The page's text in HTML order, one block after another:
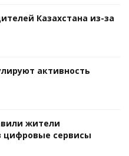
Казахстана из-за
активность
жители
цифровые сервисы